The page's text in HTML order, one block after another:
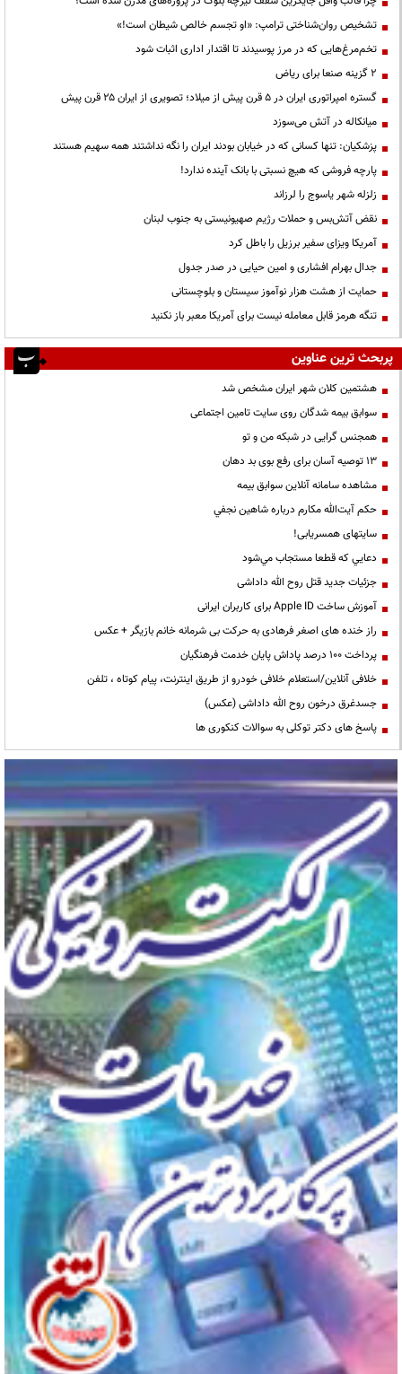
تشخیص روان‌شناختی ترامپ: «او تجسم خالص شیطان است!»
تخم‌مرغ‌هایی که در مرز پوسیدند تا اقتدار اداری اثبات شود
۲ گزینه صنعا برای ریاض
گستره امپراتوری ایران در ۵ قرن پیش از میلاد؛ تصویری از ایران ۲۵ قرن پیش
میانکاله در آتش می‌سوزد
پزشکیان: تنها کسانی که در خیابان بودند ایران را نگه نداشتند همه سهیم هستند
پارچه فروشی که هیچ نسبتی با بانک آینده ندارد!
زلزله شهر یاسوج را لرزاند
نقض آتش‌بس و حملات رژیم صهیونیستی به جنوب لبنان
آمریکا ویزای سفیر برزیل را باطل کرد
جدال بهرام افشاری و امین حیایی در صدر جدول
حمایت از هشت هزار نوآموز سیستان و بلوچستانی
تنگه هرمز قابل معامله نیست برای آمریکا معبر باز نکنید
پربحث ترین عناوین
هشتمین کلان شهر ایران مشخص شد
سوابق بیمه شدگان روی سایت تامین اجتماعی
همجنس گرایی در شبکه من و تو
13 توصیه آسان برای رفع بوی بد دهان
مشاهده سامانه آنلاين سوابق بیمه
حكم آيت‌الله مكارم درباره شاهين نجفي
سایتهای همسریابی!
دعايي كه قطعا مستجاب مي‌شود
جزئیات جدید قتل روح الله داداشی
آموزش ساخت Apple ID برای کاربران ایرانی
راز خنده های اصغر فرهادی به حرکت بی شرمانه خانم بازیگر + عکس
پرداخت ۱۰۰ درصد پاداش پایان خدمت فرهنگیان
خلافی آنلاین/استعلام خلافی خودرو از طریق اینترنت، پیام کوتاه ، تلفن
جسدغرق درخون روح الله داداشی (عکس)
پاسخ های دکتر توکلی به سوالات کنکوری ها